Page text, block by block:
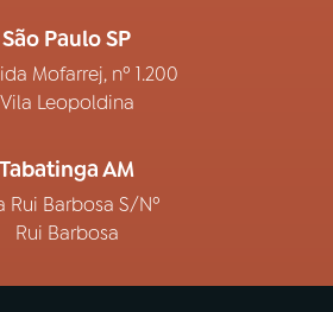
São Paulo SP
Mofarrej, nº 1.200
Vila Leopoldina
Tabatinga AM
Rui Barbosa S/Nº
Rui Barbosa